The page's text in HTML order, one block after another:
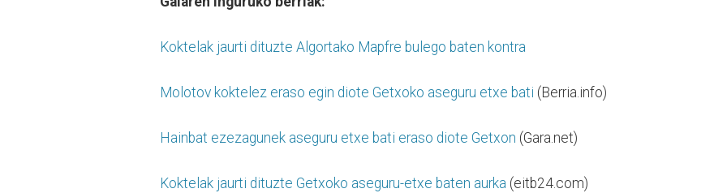
Koktelak jaurti dituzte Algortako Mapfre bulego baten kontra
Molotov koktelez eraso egin diote Getxoko aseguru etxe bati (Berria.info)
Hainbat ezezagunek aseguru etxe bati eraso diote Getxon (Gara.net)
Koktelak jaurti dituzte Getxoko aseguru-etxe baten aurka (eitb24.com)